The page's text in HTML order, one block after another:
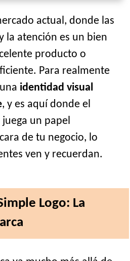
actual, donde las
la atención es un bien
producto o
Para realmente
identidad visual
, y es aquí donde el
juega un papel
de tu negocio, lo
ven y recuerdan.
Logo: La